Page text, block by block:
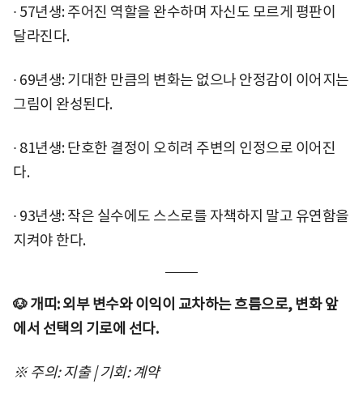
∙ 57년생: 주어진 역할을 완수하며 자신도 모르게 평판이
달라진다.
∙ 69년생: 기대한 만큼의 변화는 없으나 안정감이 이어지는
그림이 완성된다.
∙ 81년생: 단호한 결정이 오히려 주변의 인정으로 이어진
다.
∙ 93년생: 작은 실수에도 스스로를 자책하지 말고 유연함을
지켜야 한다.
🐶 개띠: 외부 변수와 이익이 교차하는 흐름으로, 변화 앞
에서 선택의 기로에 선다.
※ 주의: 지출 | 기회: 계약